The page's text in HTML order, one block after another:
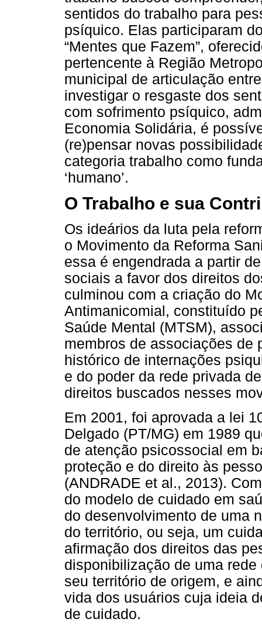
sentidos do trabalho para
psíquico. Elas participaram
“Mentes que Fazem”,
pertencente à Região
municipal de articulação
investigar o resgaste dos
com sofrimento psíquico,
Economia Solidária, é
(re)pensar novas
categoria trabalho como
‘humano’.
O Trabalho e sua
Os ideários da luta pela
o Movimento da Reforma
essa é engendrada a partir
sociais a favor dos direitos
culminou com a criação do
Antimanicomial, constituído
Saúde Mental (MTSM),
membros de associações de
histórico de internações
e do poder da rede privada
direitos buscados nesses
Em 2001, foi aprovada a lei
Delgado (PT/MG) em 1989
de atenção psicossocial em
proteção e do direito às
(ANDRADE et al., 2013).
do modelo de cuidado em
do desenvolvimento de uma
do território, ou seja, um
afirmação dos direitos das
disponibilização de uma
seu território de origem, e
vida dos usuários cuja ideia
de cuidado.